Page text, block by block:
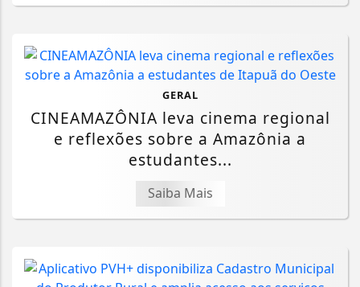
GERAL
CINEAMAZÔNIA leva cinema regional
e reflexões sobre a Amazônia a
estudantes...
Saiba Mais